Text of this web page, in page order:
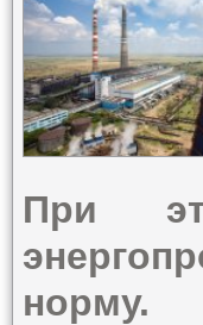
При
норму.